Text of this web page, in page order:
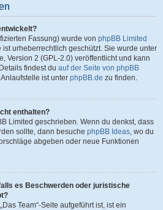
Fassung) wurde von phpBB Limited
urheberrechtlich geschützt. Sie wurde unter
Version 2 (GPL-2.0) veröffentlicht und kann
findest du auf der Seite von phpBB
ist unter phpBB.de zu finden.
enthalten?
Limited geschrieben. Wenn du denkst, dass
sollte, dann besuche phpBB Ideas, wo du
abgeben oder neue Funktionen
es Beschwerden oder juristische
Team“-Seite aufgeführt ist, ist ein